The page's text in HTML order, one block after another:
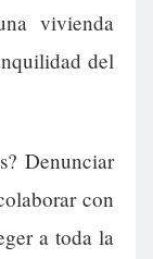
vivienda
del
Denunciar
con
a toda la